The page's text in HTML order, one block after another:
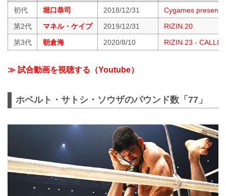
初代
堀口恭司 2018/12/31
Cygames presents
第2代
マネル・ケイプ 2019/12/31
RIZIN.20
第3代
朝倉海 2020/8/10 RIZIN.23 -
≫ 試合動画を視聴する（Youtube）
ホベルト・サトシ・ソウザのパウンド数「77」